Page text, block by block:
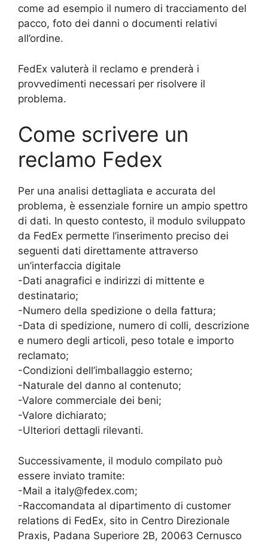
come ad esempio il numero di tracciamento del
pacco, foto dei danni o documenti relativi
all’ordine.
FedEx valuterà il reclamo e prenderà i
provvedimenti necessari per risolvere il
problema.
Come scrivere un
reclamo Fedex
Per una analisi dettagliata e accurata del
problema, è essenziale fornire un ampio spettro
di dati. In questo contesto, il modulo sviluppato
da FedEx permette l’inserimento preciso dei
seguenti dati direttamente attraverso
un’interfaccia digitale
-Dati anagrafici e indirizzi di mittente e
destinatario;
-Numero della spedizione o della fattura;
-Data di spedizione, numero di colli, descrizione
e numero degli articoli, peso totale e importo
reclamato;
-Condizioni dell’imballaggio esterno;
-Naturale del danno al contenuto;
-Valore commerciale dei beni;
-Valore dichiarato;
-Ulteriori dettagli rilevanti.
Successivamente, il modulo compilato può
essere inviato tramite:
-Mail a italy@fedex.com;
-Raccomandata al dipartimento di customer
relations di FedEx, sito in Centro Direzionale
Praxis, Padana Superiore 2B, 20063 Cernusco